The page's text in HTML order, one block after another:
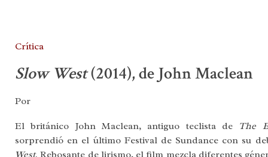
Crítica
Slow West(2014), de John Maclean
Por
El británico John Maclean, antiguo teclista de The
sorprendió en el último Festival de Sundance con su
West. Rebosante de lirismo, el film mezcla diferentes